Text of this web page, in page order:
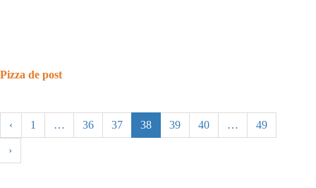
Pizza de post
‹ 1 … 36 37 38 39 40 … 49
›